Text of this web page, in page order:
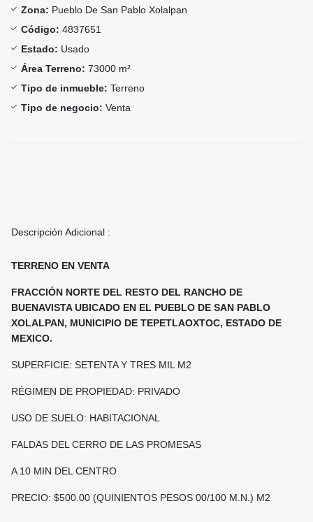
Zona: Pueblo De San Pablo Xolalpan
Código: 4837651
Estado: Usado
Área Terreno: 73000 m²
Tipo de inmueble: Terreno
Tipo de negocio: Venta
Descripción Adicional :
TERRENO EN VENTA
FRACCIÓN NORTE DEL RESTO DEL RANCHO DE
BUENAVISTA UBICADO EN EL PUEBLO DE SAN PABLO
XOLALPAN, MUNICIPIO DE TEPETLAOXTOC, ESTADO DE
MEXICO.
SUPERFICIE: SETENTA Y TRES MIL M2
RÉGIMEN DE PROPIEDAD: PRIVADO
USO DE SUELO: HABITACIONAL
FALDAS DEL CERRO DE LAS PROMESAS
A 10 MIN DEL CENTRO
PRECIO: $500.00 (QUINIENTOS PESOS 00/100 M.N.) M2